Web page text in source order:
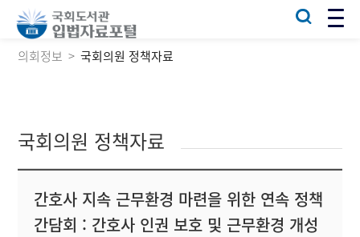
의회정보 국회의원 정책자료
국회의원 정책자료
간호사 지속 근무환경 마련을 위한 연속 정책
간담회 : 간호사 인권 보호 및 근무환경 개성